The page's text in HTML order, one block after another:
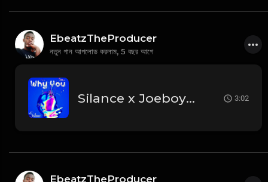
EbeatzTheProducer
নতুন গান আপলোড করলাম, 5 বছর আগে
Silance x Joeboy & Rema Afro pop type beat "Why You"Prod:Ebeatz Jahproducer 3:02
EbeatzTheProducer